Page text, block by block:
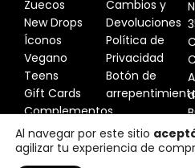
Zuecos
New Drops
Íconos
Vegano
Teens
Gift Cards
Complementos
Cambios y
Devoluciones
Política de
Privacidad
Botón de
Al navegar por este sitio
agilizar tu experiencia de